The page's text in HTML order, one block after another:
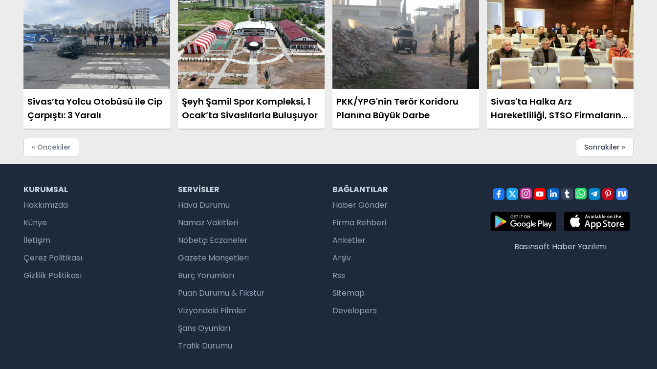
Sivas’ta Yolcu Otobüsü ile Cip
Çarpıştı: 3 Yaralı
Şeyh Şamil Spor Kompleksi, 1
Ocak’ta Sivaslılarla Buluşuyor
PKK/YPG'nin Terör Koridoru
Planına Büyük Darbe
Sivas'ta Halka Arz
Hareketliliği, STSO Firmaların
Büyümesine Destek Oluyor
« Öncekiler Sonrakiler »
KURUMSAL
Hakkımızda
Künye
İletişim
Çerez Politikası
Gizlilik Politikası
SERVISLER
Hava Durumu
Namaz Vakitleri
Nöbetçi Eczaneler
Gazete Manşetleri
Burç Yorumları
Puan Durumu & Fikstür
Vizyondaki Filmler
Şans Oyunları
Trafik Durumu
BAĞLANTILAR
Haber Gönder
Firma Rehberi
Anketler
Arşiv
Rss
Sitemap
Developers
Basınsoft Haber Yazılımı